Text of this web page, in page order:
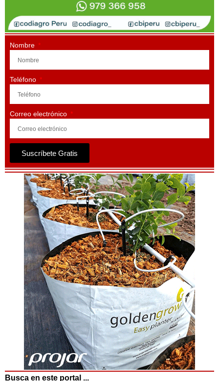
Nombre
Teléfono
Correo electrónico
Suscríbete Gratis
Busca en este portal ...